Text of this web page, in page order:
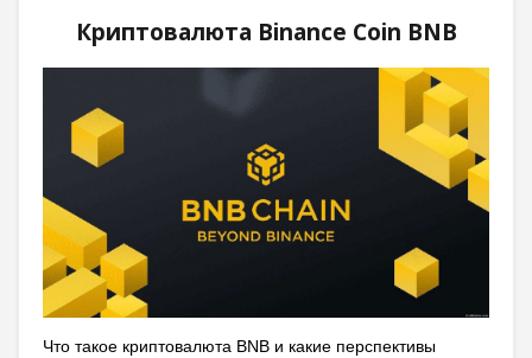
Криптовалюта Binance Coin BNB
Что такое криптовалюта BNB и какие перспективы